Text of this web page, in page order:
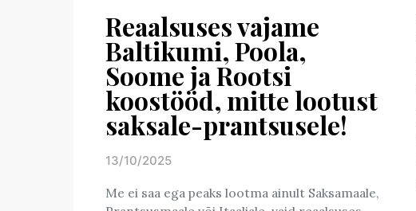
Reaalsuses vajame
Baltikumi, Poola,
Soome ja Rootsi
koostööd, mitte lootust
saksale-prantsusele!
Posted on
13/10/2025
Me ei saa ega peaks lootma ainult Saksamaale,